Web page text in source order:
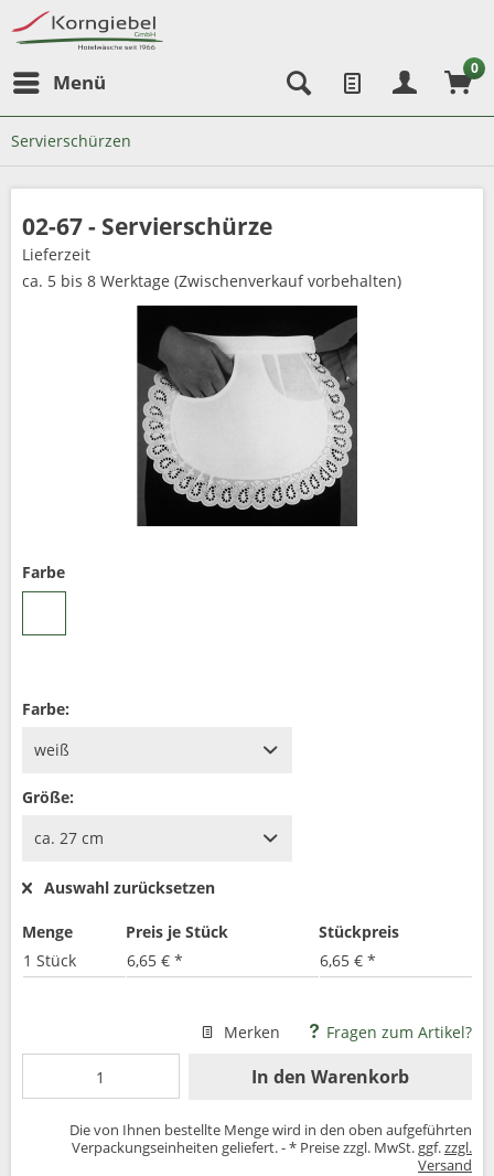
Menü
0
Servierschürzen
02-67 - Servierschürze
Lieferzeit
ca. 5 bis 8 Werktage (Zwischenverkauf vorbehalten)
Farbe
Farbe:
Größe:
Auswahl zurücksetzen
Menge Preis je Stück
Stückpreis
1 Stück
6,65 € * 6,65 € *
Merken Fragen zum Artikel?
In den Warenkorb
Die von Ihnen bestellte Menge wird in den oben aufgeführten
Verpackungseinheiten geliefert. - * Preise zzgl. MwSt. ggf.zzgl.
Versand